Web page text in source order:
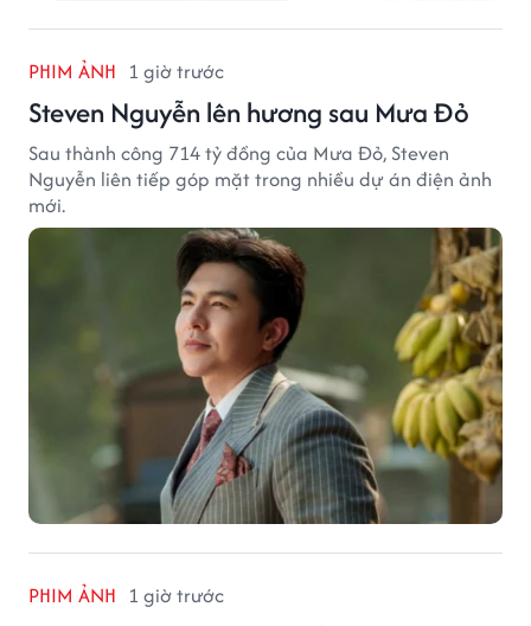
PHIM ẢNH 1 giờ trước
Steven Nguyễn lên hương sau Mưa Đỏ
Sau thành công 714 tỷ đồng của Mưa Đỏ, Steven
Nguyễn liên tiếp góp mặt trong nhiều dự án điện ảnh
mới.
PHIM ẢNH 1 giờ trước